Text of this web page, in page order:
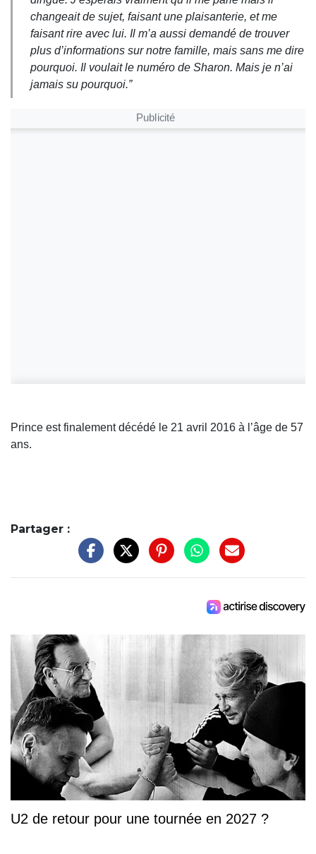
changeait de sujet, faisant une plaisanterie, et me
faisant rire avec lui. Il m’a aussi demandé de trouver
plus d’informations sur notre famille, mais sans me dire
pourquoi. Il voulait le numéro de Sharon. Mais je n’ai
jamais su pourquoi.”
Publicité
Prince est finalement décédé le 21 avril 2016 à l’âge de 57
ans.
Partager :
U2 de retour pour une tournée en 2027 ?